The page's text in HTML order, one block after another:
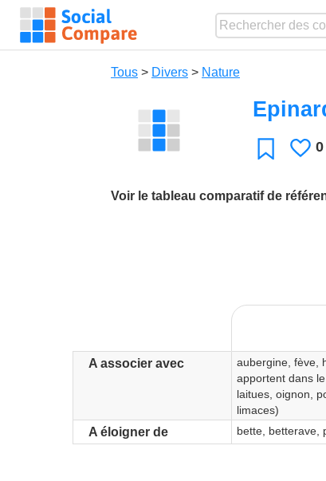
Tous > Divers > Nature
Favori 0
Voir le tableau comparatif de
A associer avec
aubergine, fève,
apportent dans
laitues, oignon,
limaces)
A éloigner de bette, betterave,